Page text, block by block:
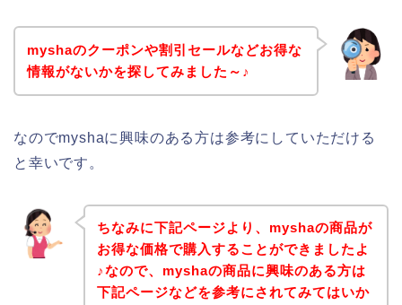
myshaのクーポンや割引セールなどお得な
情報がないかを探してみました～♪
なのでmyshaに興味のある方は参考にしていただける
と幸いです。
ちなみに下記ページより、myshaの商品が
お得な価格で購入することができましたよ
♪なので、myshaの商品に興味のある方は
下記ページなどを参考にされてみてはいか